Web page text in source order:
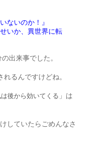
ないのか！』
いか、異世界に転
出来事でした。
るんですけどね。
は後から効いてくる 」は
していたらごめんなさ